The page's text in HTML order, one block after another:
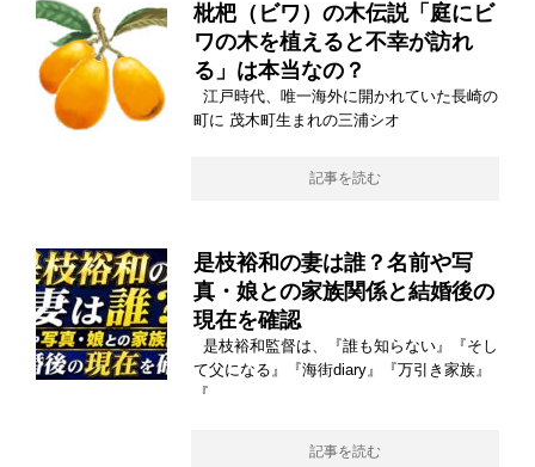
枇杷（ビワ）の木伝説「庭にビ
ワの木を植えると不幸が訪れ
る」は本当なの？
江戸時代、唯一海外に開かれていた長崎の
町に 茂木町生まれの三浦シオ
記事を読む
是枝裕和の妻は誰？名前や写
真・娘との家族関係と結婚後の
現在を確認
是枝裕和監督は、『誰も知らない』『そし
て父になる』『海街diary』『万引き家族』
『
記事を読む